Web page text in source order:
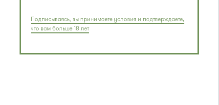
Подписываясь, вы принимаете условия и подтверждаете,
что вам больше 18 лет